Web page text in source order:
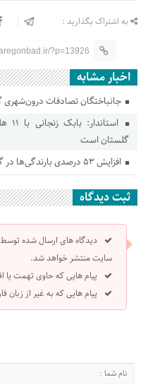
به اشتراک بگذارید :
?p=13926
اخبار مشابه
جانباختگان تصادفات درون‌شهری گلستان ۱۷
گلستان است
افزایش ۵۳ درصدی بارندگی‌ها در گلستان
ثبت دیدگاه
دیدگاه های ارسال شده
سایت منتشر خواهد شد.
پیام هایی که حاوی تهمت یا
پیام هایی که به غیر از